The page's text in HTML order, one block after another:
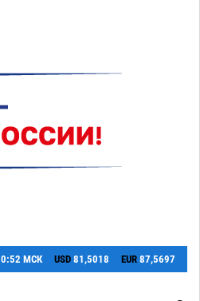
0:52 МСК USD 81,5018 EUR 87,5697